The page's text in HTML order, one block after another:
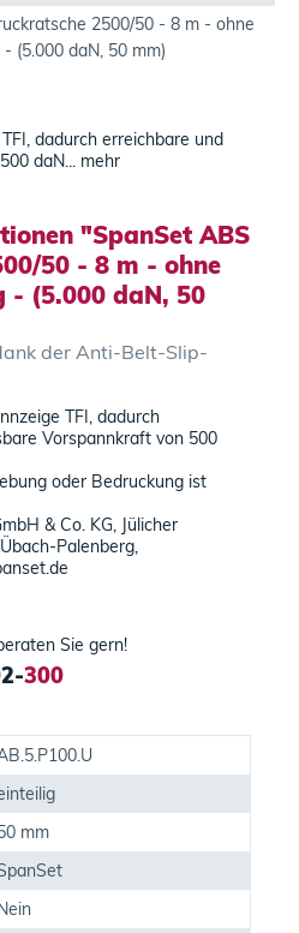
2500/50 - 8 m - ohne
(5.000 daN, 50 mm)
dadurch erreichbare und
daN... mehr
"SpanSet ABS
50 - 8 m - ohne
- (5.000 daN, 50
der Anti-Belt-Slip-
TFI, dadurch
Vorspannkraft von 500
oder Bedruckung ist
& Co. KG, Jülicher
Palenberg,
Sie gern!
300
mm